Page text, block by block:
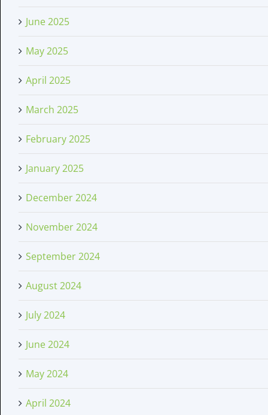
June 2025
May 2025
April 2025
March 2025
February 2025
January 2025
December 2024
November 2024
September 2024
August 2024
July 2024
June 2024
May 2024
April 2024